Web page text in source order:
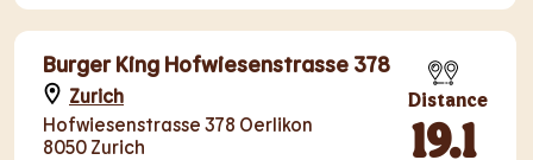
Burger King Hofwiesenstrasse 378
Zurich
Hofwiesenstrasse 378 Oerlikon
8050 Zurich
Distance
19.1